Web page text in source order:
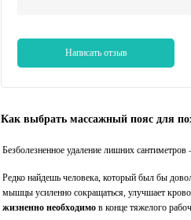
Написать отзыв
Как выбрать массажный пояс для
Безболезненное удаление лишних
Редко найдешь человека, который был бы
мышцы усиленно сокращаться, улучшает
жизненно необходимо в конце тяжелого